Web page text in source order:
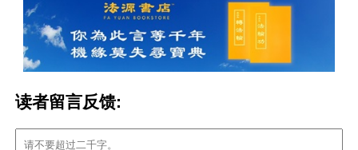
读者留言反馈: